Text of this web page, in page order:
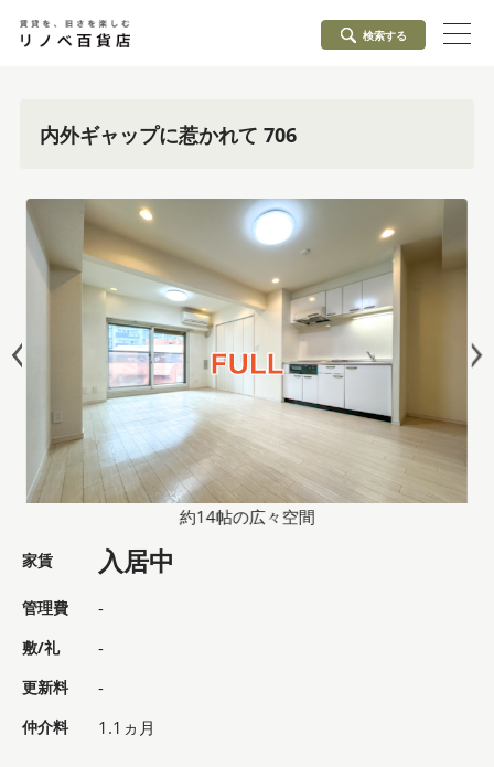
検索する
内外ギャップに惹かれて 706
約14帖の広々空間
家賃 入居中
管理費 -
敷/礼 -
更新料 -
仲介料 1.1ヵ月